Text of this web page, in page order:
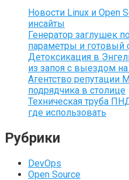
Новости Linux и Open
инсайты
Генератор заглушек
параметры и готовый
Детоксикация в
из запоя с выездом
Агентство репутации
подрядчика в столице
Техническая труба
где использовать
Рубрики
DevOps
Open Source